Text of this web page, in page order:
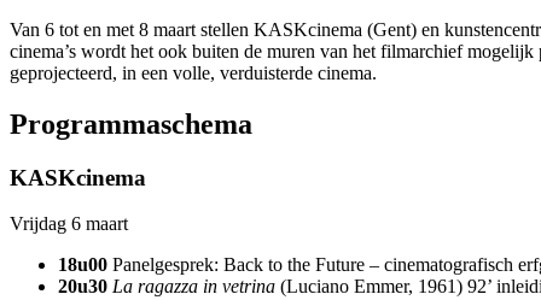
Van 6 tot en met 8 maart stellen KASKcinema (Gent) en
cinema’s wordt het ook buiten de muren van het filmarchief
geprojecteerd, in een volle, verduisterde cinema.
Programmaschema
KASKcinema
Vrijdag 6 maart
18u00 Panelgesprek: Back to the Future – cinematografisch
20u30 La ragazza in vetrina (Luciano Emmer, 1961) 92’